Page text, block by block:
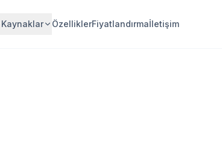
Kaynaklar ÖzelliklerFiyatlandırmaİletişim